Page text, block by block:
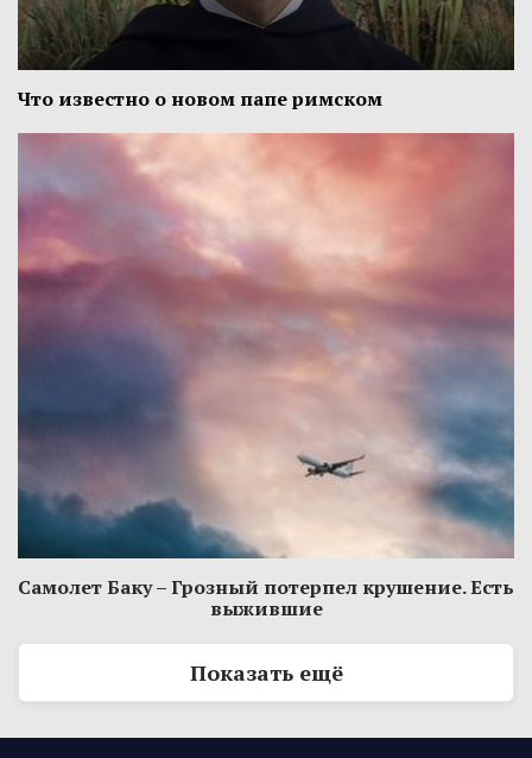
Что известно о новом папе римском
Самолет Баку – Грозный потерпел крушение. Есть
выжившие
Показать ещё